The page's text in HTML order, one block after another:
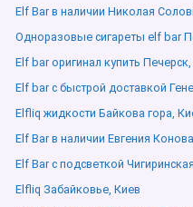
Elf Bar в наличии Николая
Одноразовые сигареты elf bar
Elf bar оригинал купить
Elf bar с быстрой доставкой
Elfliq жидкости Байкова гора,
Elf Bar в наличии Евгения
Elf Bar с подсветкой
Elfliq Забайковье, Киев